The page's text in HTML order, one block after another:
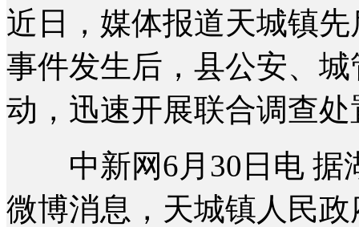
近日，媒体报道天城镇
事件发生后，县公安、
动，迅速开展联合调查
中新网6月30日电 据
微博消息，天城镇人民